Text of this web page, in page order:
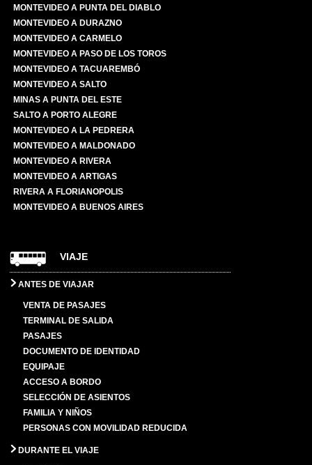
MONTEVIDEO A PUNTA DEL DIABLO
MONTEVIDEO A DURAZNO
MONTEVIDEO A CARMELO
MONTEVIDEO A PASO DE LOS TOROS
MONTEVIDEO A TACUAREMBÓ
MONTEVIDEO A SALTO
MINAS A PUNTA DEL ESTE
SALTO A PORTO ALEGRE
MONTEVIDEO A LA PEDRERA
MONTEVIDEO A MALDONADO
MONTEVIDEO A RIVERA
MONTEVIDEO A ARTIGAS
RIVERA A FLORIANOPOLIS
MONTEVIDEO A BUENOS AIRES
VIAJE
ANTES DE VIAJAR
VENTA DE PASAJES
TERMINAL DE SALIDA
PASAJES
DOCUMENTO DE IDENTIDAD
EQUIPAJE
ACCESO A BORDO
SELECCIÓN DE ASIENTOS
FAMILIA Y NIÑOS
PERSONAS CON MOVILIDAD REDUCIDA
DURANTE EL VIAJE